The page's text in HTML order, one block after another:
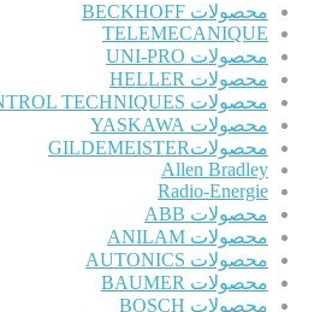
محصولات BECKHOFF
TELEMECANIQUE
محصولات UNI-PRO
محصولات HELLER
محصولات CONTROL TECHNIQUES
محصولات YASKAWA
محصولاتGILDEMEISTER
Allen Bradley
Radio-Energie
محصولات ABB
محصولات ANILAM
محصولات AUTONICS
محصولات BAUMER
محصولات BOSCH